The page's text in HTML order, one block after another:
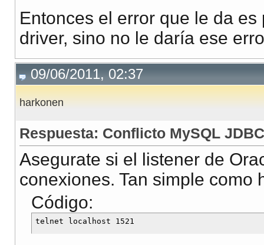
Entonces el error que le da
driver, sino no le daría ese
09/06/2011, 02:37
harkonen
Respuesta: Conflicto MySQL JDBC
Asegurate si el listener de
conexiones. Tan simple como
Código: